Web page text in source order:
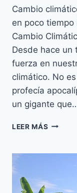
Cambio
en poco tiempo
Cambio
Desde hace un
fuerza en
climático. No
profecía
un gigante
LEER MÁS CAMBIO
TEMA
PUEDE